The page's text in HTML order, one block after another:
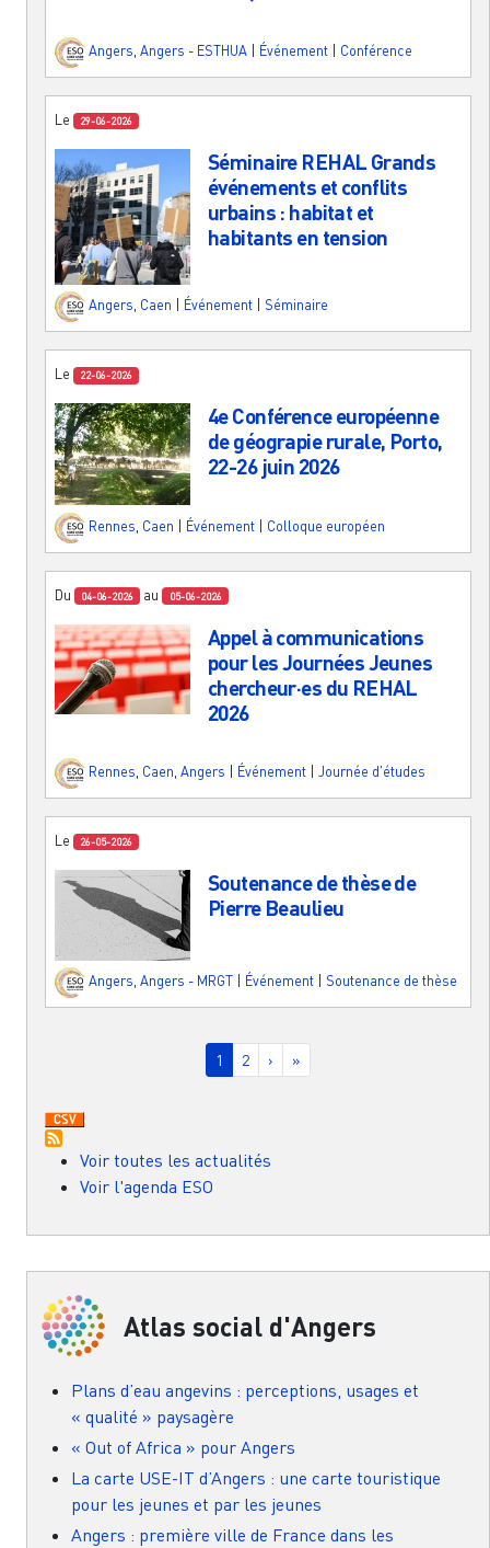
Angers Angers - ESTHUA Événement Conférence
Le 29-06-2026
Séminaire REHAL Grands
événements et conflits
urbains : habitat et
habitants en tension
Angers, Caen Événement Séminaire
Le 22-06-2026
4e Conférence européenne
de géograpie rurale, Porto,
22-26 juin 2026
Rennes Caen Événement Colloque européen
Du 04-06-2026 au 05-06-2026
Appel à communications
pour les Journées Jeunes
chercheur·es du REHAL
2026
Rennes, Caen, Angers Événement Journée d'études
Le 26-05-2026
Soutenance de thèse de
Pierre Beaulieu
Angers, Angers - MRGT Événement Soutenance de thèse
Page courante
1 Page
2 Page suivante
› Dernière page
»
Voir toutes les actualités
Voir l'agenda ESO
Atlas social d'Angers
Plans d’eau angevins : perceptions, usages et
« qualité » paysagère
« Out of Africa » pour Angers
La carte USE-IT d’Angers : une carte touristique
pour les jeunes et par les jeunes
Angers : première ville de France dans les